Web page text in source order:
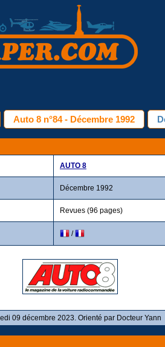
Auto 8 n°84 - Décembre 1992
AUTO 8
Décembre 1992
Revues (96 pages)
/
09 décembre 2023. Orienté par Docteur Yann